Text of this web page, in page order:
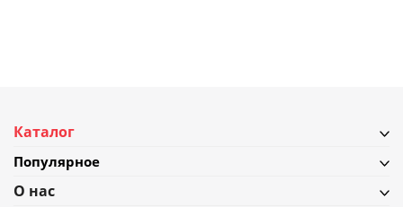
Каталог
Популярное
О нас